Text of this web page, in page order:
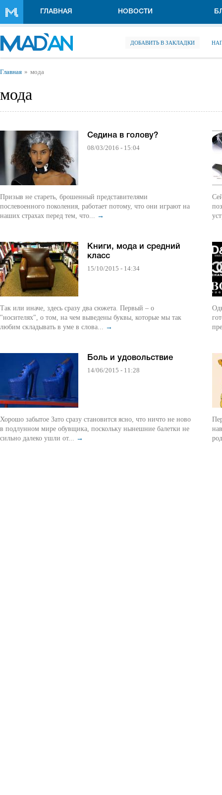
ГЛАВНАЯ НОВОСТИ
ДОБАВИТЬ В ЗАКЛАДКИ
Вы здесь
Главная мода
мода
Седина в голову?
08/03/2016 - 15:04
Призыв не стареть, брошенный представителями
послевоенного поколения, работает потому, что они играют на
наших страхах перед тем, что... →
Книги, мода и средний
класс
15/10/2015 - 14:34
Так или иначе, здесь сразу два сюжета. Первый – о
"носителях", о том, на чем выведены буквы, которые мы так
любим складывать в уме в слова... →
Боль и удовольствие
14/06/2015 - 11:28
Хорошо забытое Зато сразу становится ясно, что ничто не ново
в подлунном мире обувщика, поскольку нынешние балетки не
сильно далеко ушли от... →